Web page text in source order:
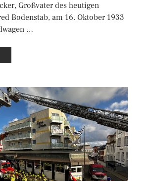
Großvater des heutigen
Bodenstab, am 16. Oktober 1933
…